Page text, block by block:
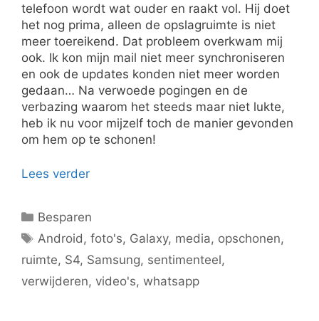
telefoon wordt wat ouder en raakt vol. Hij doet
het nog prima, alleen de opslagruimte is niet
meer toereikend. Dat probleem overkwam mij
ook. Ik kon mijn mail niet meer synchroniseren
en ook de updates konden niet meer worden
gedaan… Na verwoede pogingen en de
verbazing waarom het steeds maar niet lukte,
heb ik nu voor mijzelf toch de manier gevonden
om hem op te schonen!
Lees verder
Categorieën
Besparen
Tags
Android,foto's, Galaxy, media, opschonen,
ruimte, S4, Samsung, sentimenteel,
verwijderen, video's, whatsapp